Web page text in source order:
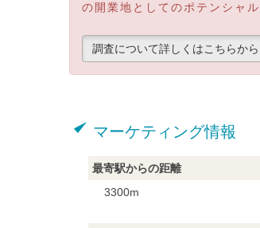
の開業地としてのポテンシャ
調査について詳しくはこちらから
マーケティング情報
最寄駅からの距離
3300m